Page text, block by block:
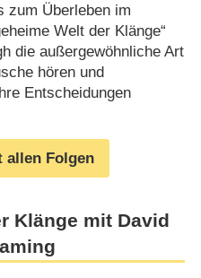
zum Überleben im
Welt der Klänge“
die außergewöhnliche Art
hören und
Entscheidungen
allen Folgen
Klänge mit David